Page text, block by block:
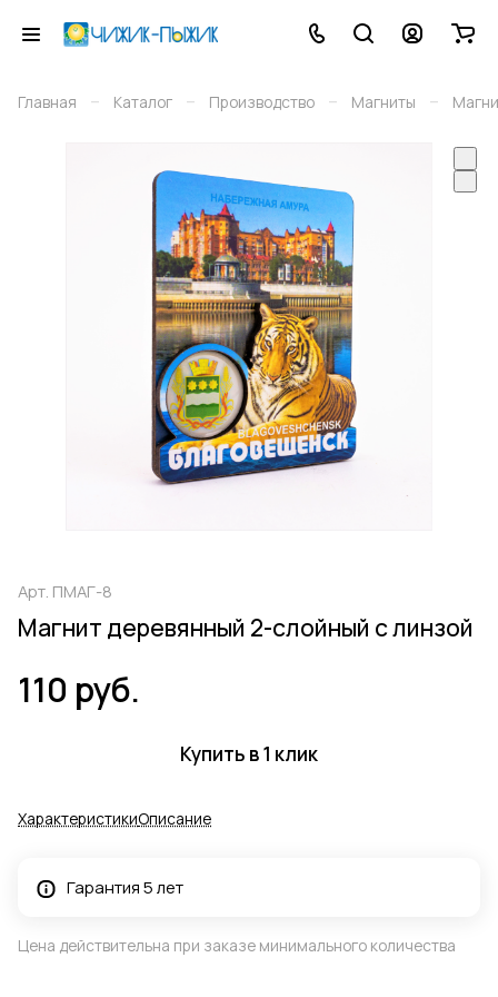
Главная – Каталог – Производство – Магниты –
Арт. ПМАГ-8
Магнит деревянный 2-слойный с линзой
110 руб.
Купить в 1 клик
ХарактеристикиОписание
Гарантия 5 лет
Цена действительна при заказе минимального количества